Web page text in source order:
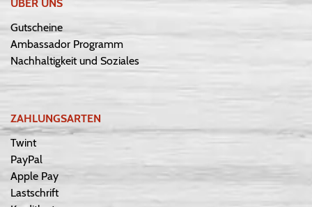
ÜBER UNS
Gutscheine
Ambassador Programm
Nachhaltigkeit und Soziales
ZAHLUNGSARTEN
Twint
PayPal
Apple Pay
Lastschrift